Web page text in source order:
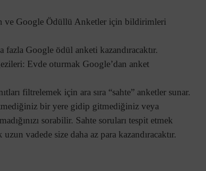
ve Google Ödüllü Anketler için bildirimleri
fazla Google ödül anketi kazandıracaktır.
Evde oturmak Google’dan anket
filtrelemek için ara sıra “sahte” anketler sunar.
bir yere gidip gitmediğiniz veya
sorabilir. Sahte soruları tespit etmek
vadede size daha az para kazandıracaktır.